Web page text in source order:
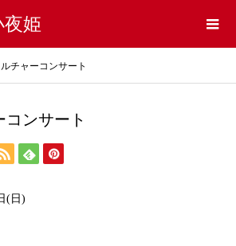
夜姫
チャーコンサート
ンサート
(日)